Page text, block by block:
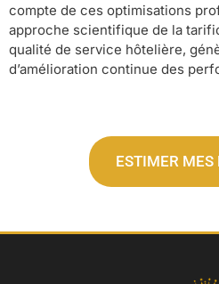
compte de ces optimisations
approche scientifique de la
qualité de service hôtelière,
d’amélioration continue des
ESTIMER MES